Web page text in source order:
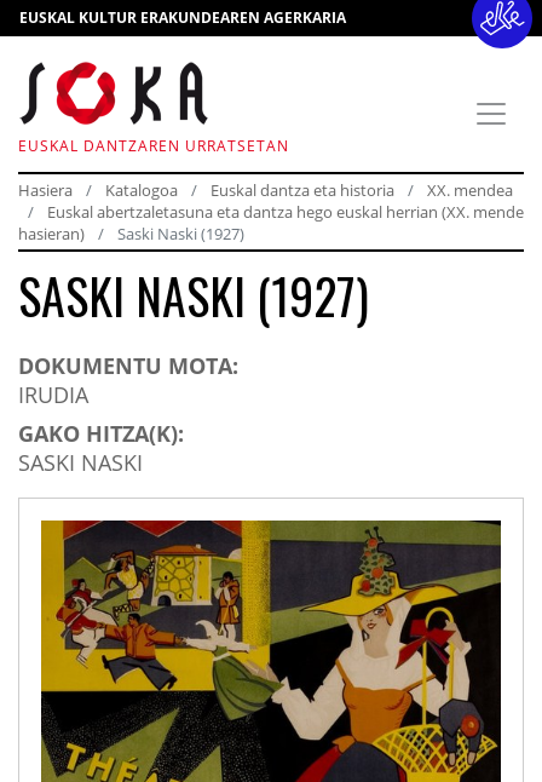
EUSKAL KULTUR ERAKUNDEAREN AGERKARIA
EUSKAL DANTZAREN URRATSETAN
Hasiera Katalogoa Euskal dantza eta historia
XX. mendea
Euskal abertzaletasuna eta dantza hego euskal herrian (XX. mende
hasieran)
Saski Naski (1927)
SASKI NASKI (1927)
DOKUMENTU MOTA:
IRUDIA
GAKO HITZA(K):
SASKI NASKI